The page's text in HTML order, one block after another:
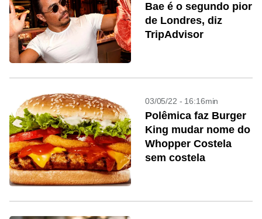
Bae é o segundo pior
de Londres, diz
TripAdvisor
03/05/22 - 16:16min
Polêmica faz Burger
King mudar nome do
Whopper Costela
sem costela